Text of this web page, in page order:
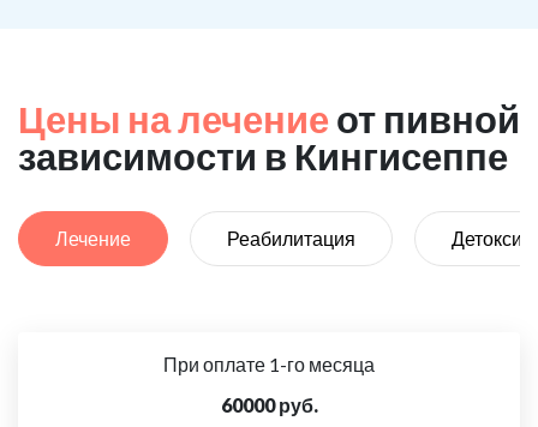
Цены на лечение от пивной
зависимости в Кингисеппе
Лечение Реабилитация
При оплате 1-го месяца
60000 руб.